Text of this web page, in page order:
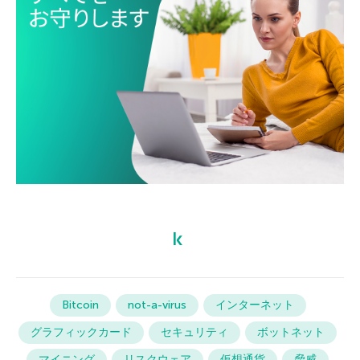
Bitcoin not-a-virus
インターネット
グラフィックカード
セキュリティ
ボットネット